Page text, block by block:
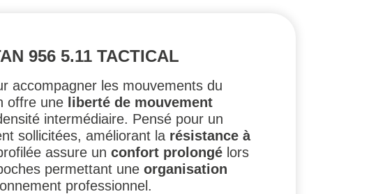
956 5.11 TACTICAL
accompagner les mouvements du
offre une liberté de mouvement
intermédiaire. Pensé pour un
sollicitées, améliorant la résistance à
assure un confort prolongé lors
permettant une organisation
professionnel.